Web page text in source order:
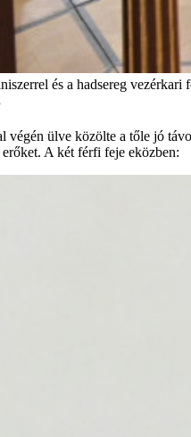
és a hadsereg vezérkari
ülve közölte a tőle jó
A két férfi feje eközben: